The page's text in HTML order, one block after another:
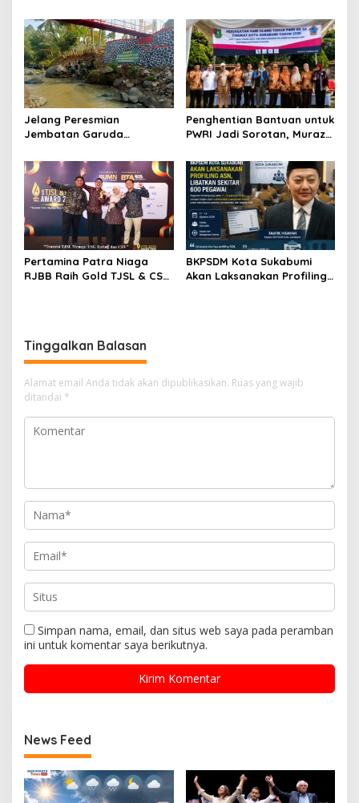
hingga 34 Derajat Celsius
AS?
Jelang Peresmian
Jembatan Garuda
Bersih Sungai Cimandiri
Penghentian Bantuan untuk
PWRI Jadi Sorotan, Muraz
Perhatian kepada
Pensiunan ASN
Pertamina Patra Niaga
RJBB Raih Gold TJSL & CSR
BKPSDM Kota Sukabumi
Akan Laksanakan Profiling
Tinggalkan Balasan
Alamat email Anda tidak akan dipublikasikan. Ruas yang wajib
ditandai *
Simpan nama, email, dan situs web saya pada peramban
ini untuk komentar saya berikutnya.
News Feed